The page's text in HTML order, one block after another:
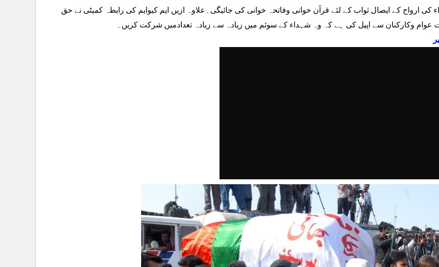
کی ارواح کے ایصال ثواب کے لئے قرآن خوانی وفاتحہ خوانی کی جائیگی۔علاوہ ازیں ایم کیوایم کی رابطہ کمیٹی نے حق
عوام وکارکنان سے اپیل کی ہے کہ وہ شہداء کے سوئم میں زیادہ سے زیادہ تعدادمیں شرکت کریں۔